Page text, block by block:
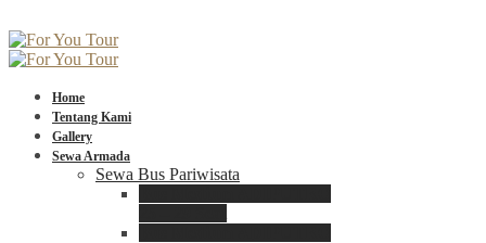
Home
Tentang Kami
Gallery
Sewa Armada
Sewa Bus Pariwisata